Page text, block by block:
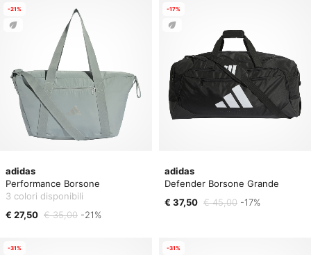
adidas
Performance Borsone
3 colori disponibili
€ 27,50 € 35,00 -21%
-21%
adidas
Defender Borsone Grande
€ 37,50 € 45,00 -17%
-17%
-31% -31%